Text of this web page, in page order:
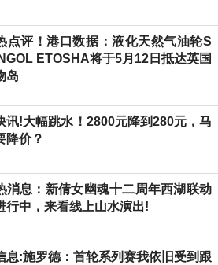
点评！港口数据：液化天然气油轮S
ETOSHA将于5月12日抵达英国
岛
讯!大幅跳水！2800元降到280元，马
降价？
消息：新倩女幽魂十二周年西湖联动
行中，来看线上山水演出!
息:施罗德：首轮系列赛我依旧受到跟